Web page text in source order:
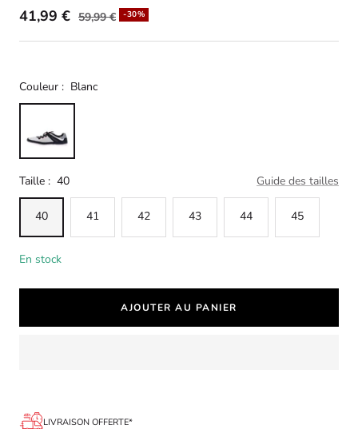
41,99 € 59,99 € -30%
Couleur : Blanc
Taille : 40 Guide des tailles
40 41 42 43 44 45
En stock
AJOUTER AU PANIER
LIVRAISON OFFERTE*